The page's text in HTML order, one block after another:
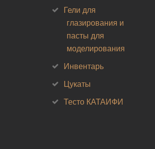
Гели для
глазирования и
пасты для
моделирования
Инвентарь
Цукаты
Тесто КАТАИФИ